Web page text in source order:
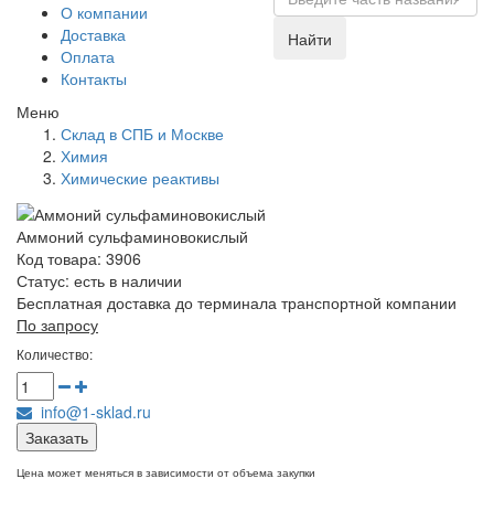
О компании
Доставка
Оплата
Контакты
Найти
Меню
Склад в СПБ и Москве
Химия
Химические реактивы
Аммоний сульфаминовокислый
Код товара: 3906
Статус: есть в наличии
Бесплатная доставка до терминала транспортной компании
По запросу
Количество:
info@1-sklad.ru
Заказать
Цена может меняться в зависимости от объема закупки